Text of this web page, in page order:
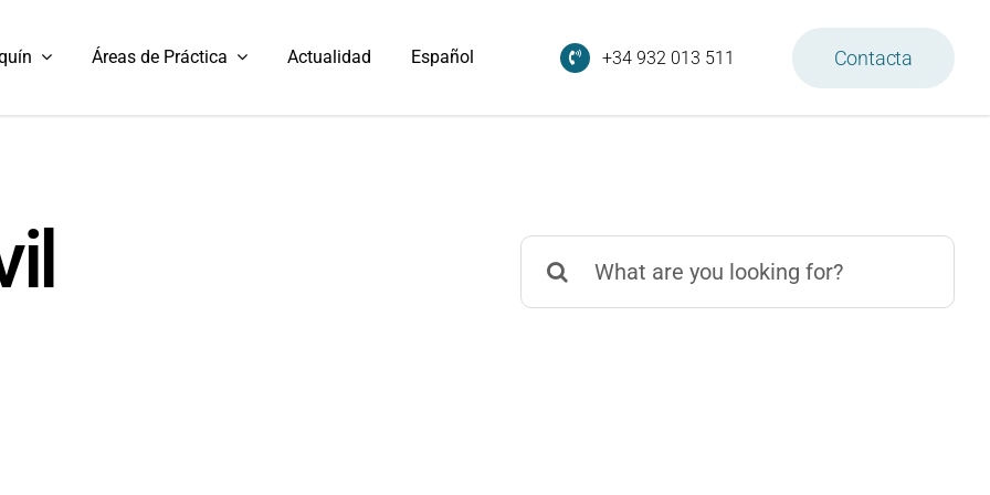
Áreas de Práctica Actualidad Español +34 932 013 511 Contacta
Search
for: